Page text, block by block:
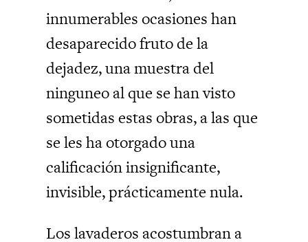
innumerables ocasiones han
desaparecido fruto de la
dejadez, una muestra del
ninguneo al que se han visto
sometidas estas obras, a las que
se les ha otorgado una
calificación insignificante,
invisible, prácticamente nula.
Los lavaderos acostumbran a